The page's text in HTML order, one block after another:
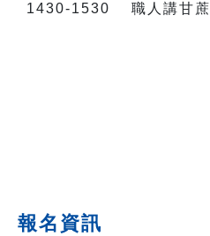
1430-1530 職人講甘蔗
報名資訊